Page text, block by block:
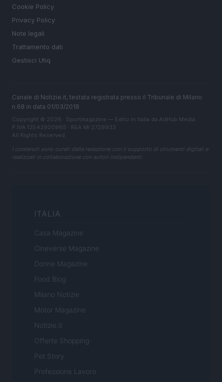
Cookie Policy
Privacy Policy
Note legali
Trattamento dati
Gestisci Utiq
Canale di Notizie.it, testata registrata presso il Tribunale di Milano
n.68 in data 01/03/2018
Copyright © 2026 · Sportmagazine — Edito in Italia da AdHub Media
P.IVA 13542920965 · REA MI 2729933
All Rights Reserved
I contenuti sono curati dalla redazione con il supporto di strumenti digitali e
realizzati in collaborazione con autori indipendenti.
ITALIA
Casa Magazine
Cineverse Magazine
Donne Magazine
Food Blog
Milano Notizie
Motor Magazine
Notizie.it
Offerte Shopping
Pet Story
Professione Lavoro